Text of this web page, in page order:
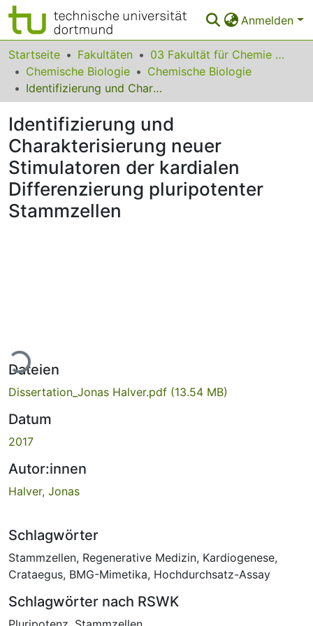
Anmelden
Bereiche & Sammlungen
Das gesamte Repositorium
FAQ
Leitlinien
Zurück zur Startseite
Startseite Fakultäten
03 Fakultät für Chemie und Chemische Biologie
Chemische Biologie
Chemische Biologie
Identifizierung und Charakterisierung neuer Stimulatoren der kardialen Differenzierung pluripotenter Stammzellen
Identifizierung und
Charakterisierung neuer
Stimulatoren der kardialen
Differenzierung pluripotenter
Stammzellen
Dateien
Dissertation_Jonas Halver.pdf (13.54 MB)
Datum
2017
Autor:innen
Halver, Jonas
Schlagwörter
Stammzellen, Regenerative Medizin, Kardiogenese,
Crataegus, BMG-Mimetika, Hochdurchsatz-Assay
Schlagwörter nach RSWK